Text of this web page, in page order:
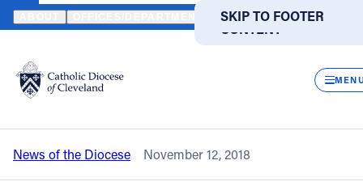
SKIP TO MAIN
CONTENT
SKIP TO FOOTER
Translate
DIRECTORIES
Catholic Life
Join the Faith
HOME NEWS NEWSROOM CARTA DEL OBISPO PEREZ
Back to News
Carta del Obispo Perez sobre la
protección de los niños
News of the Diocese November 12, 2018